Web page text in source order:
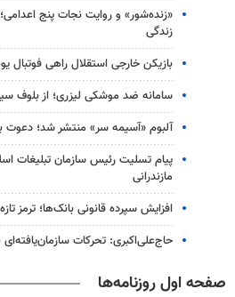
«زنده‌شور» و روایت نجات پنج
زندگی
بازیکن خارجی استقلال راهی فوتبال
سامانه ضد موشکی لیزری؛ از بلوف
آلبوم «آسیمه سر» منتشر شد؛
پیام تسلیت رئیس سازمان تبلیغات
مازندرانی
افزایش سپرده قانونی بانک‌ها؛ ترمز
حاج‌علی‌اکبری: تحرکات
صفحه اول روزنامه‌ها